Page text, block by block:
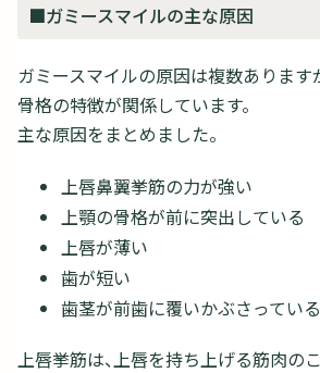
■ガミースマイルの主な原因
ガミースマイルの原因は複数あります
骨格の特徴が関係しています。
主な原因をまとめました。
上唇鼻翼挙筋の力が強い
上顎の骨格が前に突出している
上唇が薄い
歯が短い
歯茎が前歯に覆いかぶさってい
上唇挙筋は、上唇を持ち上げる筋肉の